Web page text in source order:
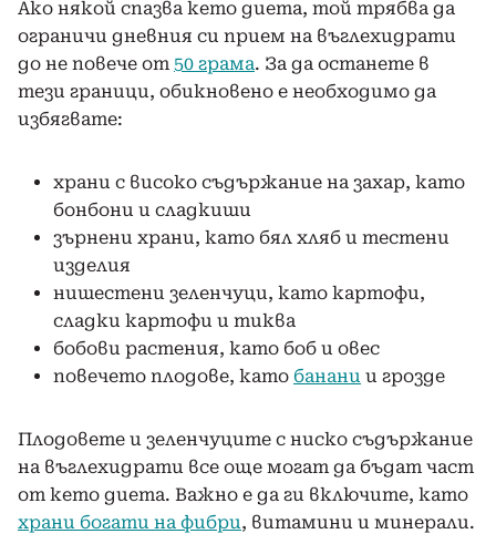
Ако някой спазва кето диета, той трябва да
ограничи дневния си прием на въглехидрати
до не повече от 50 грама. За да останете в
тези граници, обикновено е необходимо да
избягвате:
храни с високо съдържание на захар, като
бонбони и сладкиши
зърнени храни, като бял хляб и тестени
изделия
нишестени зеленчуци, като картофи,
сладки картофи и тиква
бобови растения, като боб и овес
повечето плодове, като банани и грозде
Плодовете и зеленчуците с ниско съдържание
на въглехидрати все още могат да бъдат част
от кето диета. Важно е да ги включите, като
храни богати на фибри, витамини и минерали.